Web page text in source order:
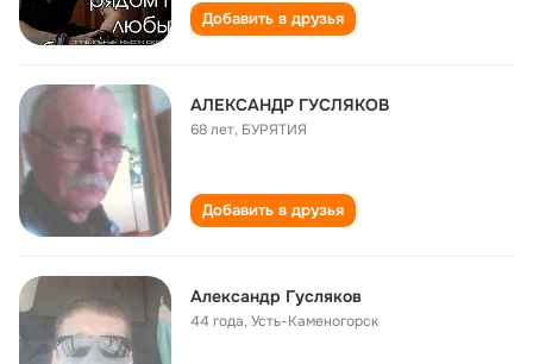
Добавить в друзья
АЛЕКСАНДР ГУСЛЯКОВ
68 лет, БУРЯТИЯ
Добавить в друзья
Александр Гусляков
44 года,Усть-Каменогорск